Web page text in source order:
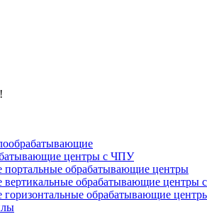
центры с ЧПУ
портальные обрабатывающие центры
вертикальные обрабатывающие центры
горизонтальные обрабатывающие